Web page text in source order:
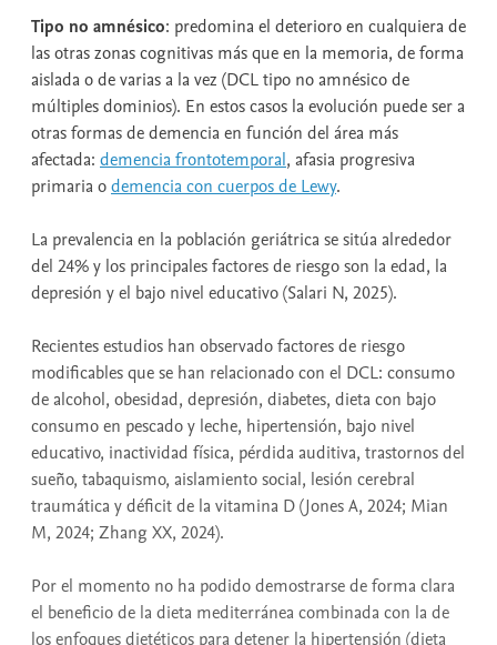
Tipo no amnésico: predomina el deterioro en cualquiera de
las otras zonas cognitivas más que en la memoria, de forma
aislada o de varias a la vez (DCL tipo no amnésico de
múltiples dominios). En estos casos la evolución puede ser a
otras formas de demencia en función del área más
afectada: demencia frontotemporal, afasia progresiva
primaria odemencia con cuerpos de Lewy.
La prevalencia en la población geriátrica se sitúa alrededor
del 24% y los principales factores de riesgo son la edad, la
depresión y el bajo nivel educativo (Salari N, 2025).
Recientes estudios han observado factores de riesgo
modificables que se han relacionado con el DCL: consumo
de alcohol, obesidad, depresión, diabetes, dieta con bajo
consumo en pescado y leche, hipertensión, bajo nivel
educativo, inactividad física, pérdida auditiva, trastornos del
sueño, tabaquismo, aislamiento social, lesión cerebral
traumática y déficit de la vitamina D (Jones A, 2024; Mian
M, 2024; Zhang XX, 2024).
Por el momento no ha podido demostrarse de forma clara
el beneficio de la dieta mediterránea combinada con la de
los enfoques dietéticos para detener la hipertensión (dieta